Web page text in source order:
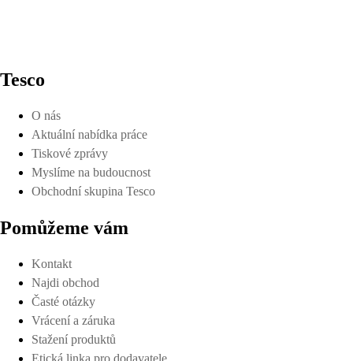
Tesco
O nás
Aktuální nabídka práce
Tiskové zprávy
Myslíme na budoucnost
Obchodní skupina Tesco
Pomůžeme vám
Kontakt
Najdi obchod
Časté otázky
Vrácení a záruka
Stažení produktů
Etická linka pro dodavatele